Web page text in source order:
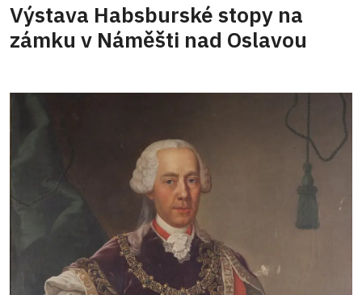
Výstava Habsburské stopy na
zámku v Náměšti nad Oslavou